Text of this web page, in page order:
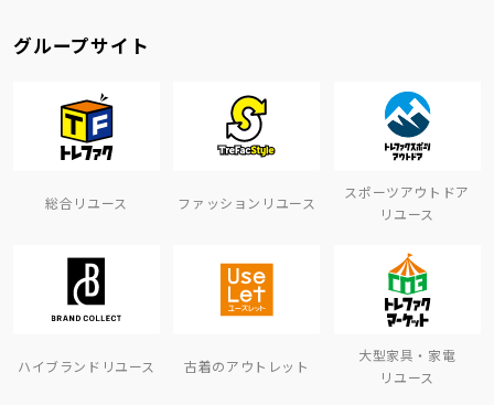
グループサイト
総合リユース ファッションリユース
スポーツアウトドア
リユース
ハイブランドリユース 古着のアウトレット
大型家具・家電
リユース